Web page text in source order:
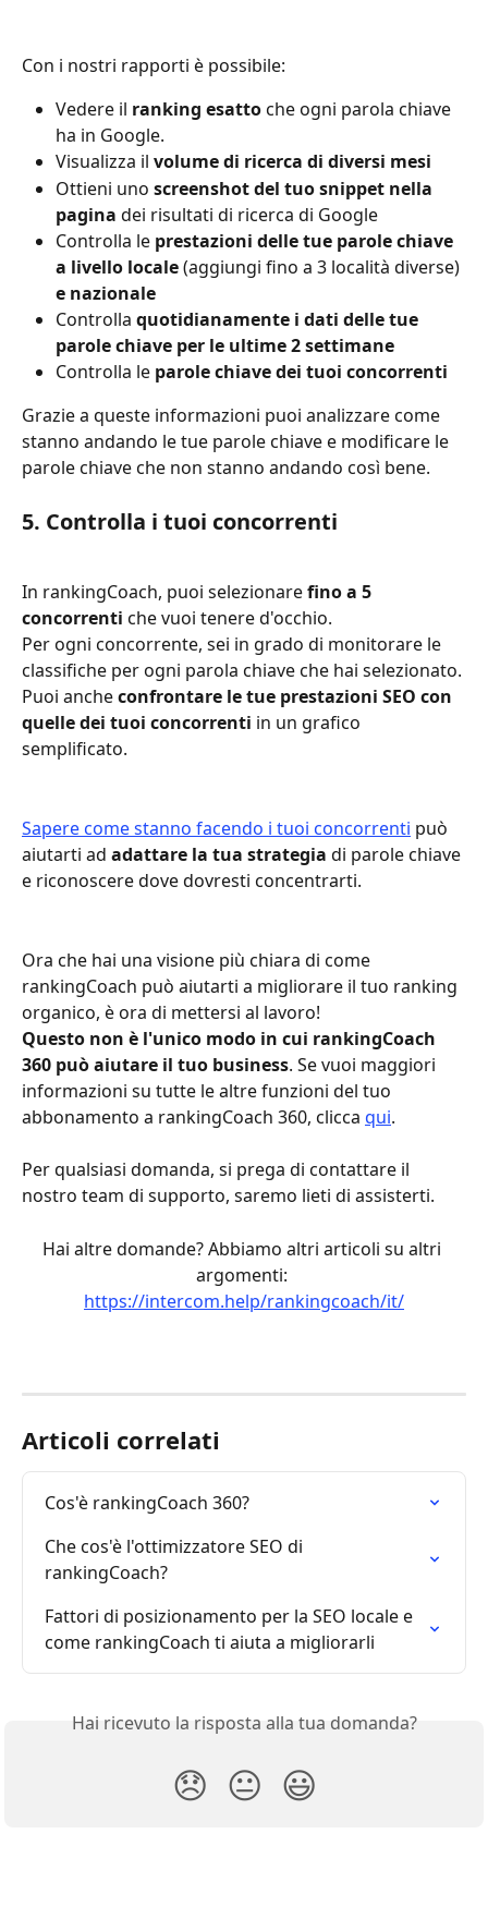
Con i nostri rapporti è possibile:
Vedere il ranking esatto che ogni parola chiave
ha in Google.
Visualizza il volume di ricerca di diversi mesi
Ottieni uno screenshot del tuo snippet nella
pagina dei risultati di ricerca di Google
Controlla le prestazioni delle tue parole chiave
a livello locale (aggiungi fino a 3 località diverse)
e nazionale
Controlla quotidianamente i dati delle tue
parole chiave per le ultime 2 settimane
Controlla le parole chiave dei tuoi concorrenti
Grazie a queste informazioni puoi analizzare come
stanno andando le tue parole chiave e modificare le
parole chiave che non stanno andando così bene.
5. Controlla i tuoi concorrenti
In rankingCoach, puoi selezionare fino a 5
concorrenti che vuoi tenere d'occhio.
Per ogni concorrente, sei in grado di monitorare le
classifiche per ogni parola chiave che hai selezionato.
Puoi anche confrontare le tue prestazioni SEO con
quelle dei tuoi concorrenti in un grafico
semplificato.
Sapere come stanno facendo i tuoi concorrenti può
aiutarti ad adattare la tua strategia di parole chiave
e riconoscere dove dovresti concentrarti.
Ora che hai una visione più chiara di come
rankingCoach può aiutarti a migliorare il tuo ranking
organico, è ora di mettersi al lavoro!
Questo non è l'unico modo in cui rankingCoach
360 può aiutare il tuo business. Se vuoi maggiori
informazioni su tutte le altre funzioni del tuo
abbonamento a rankingCoach 360, clicca qui.
Per qualsiasi domanda, si prega di contattare il
nostro team di supporto, saremo lieti di assisterti.
Hai altre domande? Abbiamo altri articoli su altri
argomenti:
https://intercom.help/rankingcoach/it/
Articoli correlati
Cos'è rankingCoach 360?
Che cos'è l'ottimizzatore SEO di
rankingCoach?
Fattori di posizionamento per la SEO locale e
come rankingCoach ti aiuta a migliorarli
Hai ricevuto la risposta alla tua domanda?
😞 😐 😃